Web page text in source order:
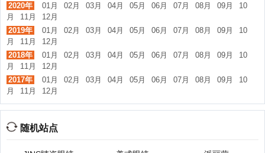
2020年
01月 02月 03月 04月 05月 06月 07月 08月 09月
10
月
11月
12月
2019年
01月 02月 03月 04月 05月 06月 07月 08月 09月
10
月
11月
12月
2018年
01月 02月 03月 04月 05月 06月 07月 08月 09月
10
月
11月
12月
2017年
01月 02月 03月 04月 05月 06月 07月 08月 09月
10
月
11月 12月
随机站点